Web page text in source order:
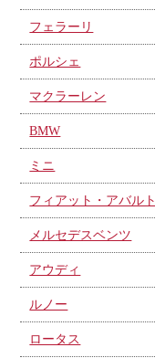
フェラーリ
ポルシェ
マクラーレン
BMW
ミニ
フィアット・アバルト
メルセデスベンツ
アウディ
ルノー
ロータス